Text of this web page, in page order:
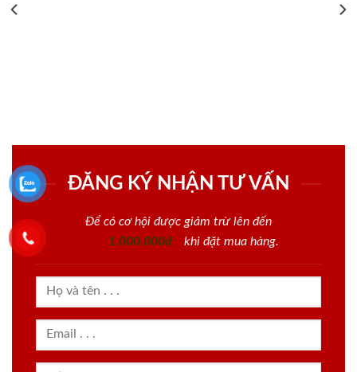
ĐĂNG KÝ NHẬN TƯ VẤN
Để có cơ hội được giảm trừ lên đến
1.000.000đ
khi đặt mua hàng.